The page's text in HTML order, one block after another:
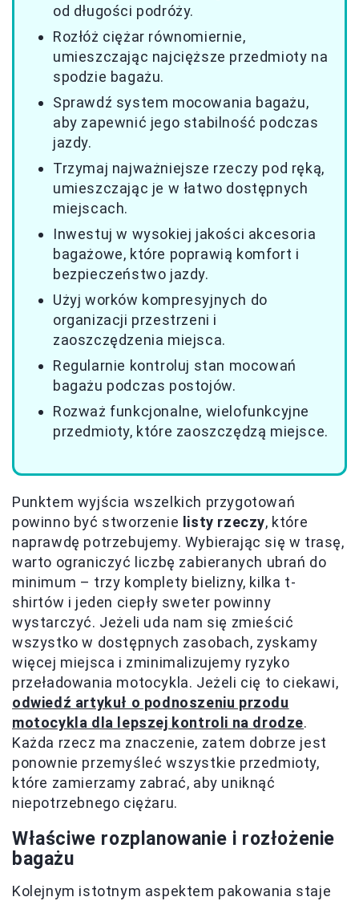
od długości podróży.
Rozłóż ciężar równomiernie,
umieszczając najcięższe przedmioty na
spodzie bagażu.
Sprawdź system mocowania bagażu,
aby zapewnić jego stabilność podczas
jazdy.
Trzymaj najważniejsze rzeczy pod ręką,
umieszczając je w łatwo dostępnych
miejscach.
Inwestuj w wysokiej jakości akcesoria
bagażowe, które poprawią komfort i
bezpieczeństwo jazdy.
Użyj worków kompresyjnych do
organizacji przestrzeni i
zaoszczędzenia miejsca.
Regularnie kontroluj stan mocowań
bagażu podczas postojów.
Rozważ funkcjonalne, wielofunkcyjne
przedmioty, które zaoszczędzą miejsce.
Punktem wyjścia wszelkich przygotowań
powinno być stworzenie listy rzeczy, które
naprawdę potrzebujemy. Wybierając się w trasę,
warto ograniczyć liczbę zabieranych ubrań do
minimum – trzy komplety bielizny, kilka t-
shirtów i jeden ciepły sweter powinny
wystarczyć. Jeżeli uda nam się zmieścić
wszystko w dostępnych zasobach, zyskamy
więcej miejsca i zminimalizujemy ryzyko
przeładowania motocykla. Jeżeli cię to ciekawi,
odwiedź artykuł o podnoszeniu przodu
motocykla dla lepszej kontroli na drodze.
Każda rzecz ma znaczenie, zatem dobrze jest
ponownie przemyśleć wszystkie przedmioty,
które zamierzamy zabrać, aby uniknąć
niepotrzebnego ciężaru.
Właściwe rozplanowanie i rozłożenie
bagażu
Kolejnym istotnym aspektem pakowania staje